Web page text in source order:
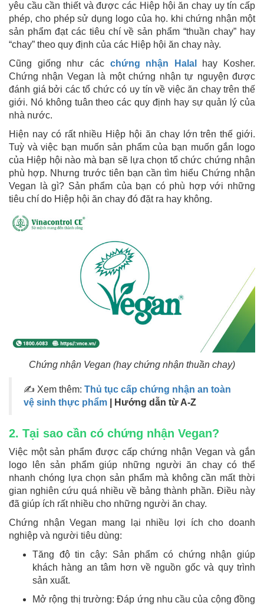
yêu cầu cần thiết và được các Hiệp hội ăn chay uy tín cấp
phép, cho phép sử dụng logo của họ. khi chứng nhận một
sản phẩm đạt các tiêu chí về sản phẩm “thuần chay” hay
“chay” theo quy định của các Hiệp hội ăn chay này.
Cũng giống như các chứng nhận Halal hay Kosher.
Chứng nhận Vegan là một chứng nhận tự nguyện được
đánh giá bởi các tổ chức có uy tín về việc ăn chay trên thế
giới. Nó không tuân theo các quy định hay sự quản lý của
nhà nước.
Hiện nay có rất nhiều Hiệp hội ăn chay lớn trên thế giới.
Tuỳ và việc bạn muốn sản phẩm của bạn muốn gắn logo
của Hiệp hội nào mà bạn sẽ lựa chọn tổ chức chứng nhận
phù hợp. Nhưng trước tiên bạn cần tìm hiểu Chứng nhận
Vegan là gì? Sản phẩm của bạn có phù hợp với những
tiêu chí do Hiệp hội ăn chay đó đặt ra hay không.
Chứng nhận Vegan (hay chứng nhận thuần chay)
✍ Xem thêm: Thủ tục cấp chứng nhận an toàn
vệ sinh thực phẩm | Hướng dẫn từ A-Z
2. Tại sao cần có chứng nhận Vegan?
Việc một sản phẩm được cấp chứng nhận Vegan và gắn
logo lên sản phẩm giúp những người ăn chay có thể
nhanh chóng lựa chọn sản phẩm mà không cần mất thời
gian nghiên cứu quá nhiều về bảng thành phần. Điều này
đã giúp ích rất nhiều cho những người ăn chay.
Chứng nhận Vegan mang lại nhiều lợi ích cho doanh
nghiệp và người tiêu dùng:
Tăng độ tin cậy: Sản phẩm có chứng nhận giúp
khách hàng an tâm hơn về nguồn gốc và quy trình
sản xuất.
Mở rộng thị trường: Đáp ứng nhu cầu của cộng đồng